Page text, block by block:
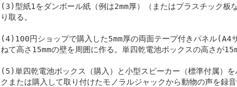
(3)型紙1をダンボール紙（例は2mm厚）（またはプラスチック板
り取る。
(4)100円ショップで購入した5mm厚の両面テープ付きパネル(A4
ねて高さ15mmの壁を周囲に作る。単四乾電池ボックスの高さが
(5)単四乾電池ボックス（購入）と小型スピーカー（標準付属）
クまたは購入して取り付けたモノラルジャックから動物の声を録